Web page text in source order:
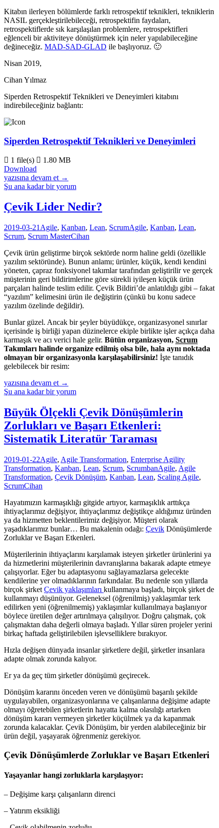
Kitabın ilerleyen bölümlerde farklı retrospektif teknikleri, tekniklerin
NASIL gerçekleştirilebileceği, retrospektifin faydaları,
retrospektiflerde sık karşılaşılan problemlere, retrospektifleri
eğlenceli bir aktiviteye dönüştürmek için neler yapılabileceğine
değineceğiz. MAD-SAD-GLAD ile başlıyoruz. 🙂
Nisan 2019,
Cihan Yılmaz
Siperden Retrospektif Teknikleri ve Deneyimleri kitabını
indirebileceğiniz bağlantı:
Siperden Retrospektif Teknikleri ve Deneyimleri
1 file(s)
1.80 MB
Download
Siperden
Retrospektif
ve
Deneyimleri
yazısına devam et →
Şu ana kadar bir yorum
Çevik Lider Nedir?
2019-03-21 Agile, Kanban, Lean, ScrumAgile, Kanban, Lean,
Scrum, Scrum MasterCihan
Çevik ürün geliştirme birçok sektörde norm haline geldi (özellikle
yazılım sektöründe). Bunun anlamı; ürünler, küçük, kendi kendini
yöneten, çapraz fonksiyonel takımlar tarafından geliştirilir ve gerçek
müşterinin geri bildirimlerine göre sürekli iyileşen küçük ürün
parçaları halinde teslim edilir. Çevik Bildiri’de anlatıldığı gibi – fakat
“yazılım” kelimesini ürün ile değiştirin (çünkü bu konu sadece
yazılım özelinde değildir).
Bunlar güzel. Ancak bir şeyler büyüdükçe, organizasyonel sınırlar
içerisinde iş birliği yapan düzinelerce ekiple birlikte işler açıkça daha
karmaşık ve acı verici hale gelir. Bütün organizasyon, Scrum
Takımları halinde organize edilmiş olsa bile, hala aynı noktada
olmayan bir organizasyonla karşılaşabilirsiniz! İşte tanıdık
gelebilecek bir resim:
Çevik
Lider
yazısına devam et →
Şu ana kadar bir yorum
Büyük Ölçekli Çevik Dönüşümlerin
Zorlukları ve Başarı Etkenleri:
Sistematik Literatür Taraması
2019-01-22Agile, Agile Transformation, Enterprise Agility
Transformation, Kanban, Lean, Scrum, ScrumbanAgile, Agile
Transformation, Çevik Dönüşüm, Kanban, Lean, Scaling Agile,
ScrumCihan
Hayatımızın karmaşıklığı gitgide artıyor, karmaşıklık arttıkça
ihtiyaçlarımız değişiyor, ihtiyaçlarımız değiştikçe aldığımız üründen
ya da hizmetten beklentilerimiz değişiyor. Müşteri olarak
yaşadıklarımız bunlar… Bu makalenin odağı: Çevik Dönüşümlerde
Zorluklar ve Başarı Etkenleri.
Müşterilerinin ihtiyaçlarını karşılamak isteyen şirketler ürünlerini ya
da hizmetlerini müşterilerinin davranışlarına bakarak adapte etmeye
çalışıyorlar. Eğer bu adaptasyonu sağlayamazlarsa gelecekte
kendilerine yer olmadıklarının farkındalar. Bu nedenle son yıllarda
birçok şirket Çevik yaklaşımları kullanmaya başladı, birçok şirket de
kullanmayı düşünüyor. Geleneksel (öğrenilmiş) yaklaşımlar terk
edilirken yeni (öğrenilmemiş) yaklaşımlar kullanılmaya başlanıyor
böylece üretilen değer artırılmaya çalışılıyor. Doğru çalışmak, çok
çalışmaktan daha değerli olmaya başladı. Yıllar süren projeler yerini
birkaç haftada geliştirilebilen işlevselliklere bırakıyor.
Hızla değişen dünyada insanlar şirketlere değil, şirketler insanlara
adapte olmak zorunda kalıyor.
Er ya da geç tüm şirketler dönüşümü geçirecek.
Dönüşüm kararını önceden veren ve dönüşümü başarılı şekilde
uygulayabilen, organizasyonlarına ve çalışanlarına değişime adapte
olmayı öğretebilen şirketlerin hayatta kalma olasılığı artarken
dönüşüm kararı vermeyen şirketler küçülmek ya da kapanmak
zorunda kalacaklar. Çevik Dönüşüm, bir yerden alabileceğiniz bir
ürün değil, yaşayarak öğrenmeniz gerekiyor.
Çevik Dönüşümlerde Zorluklar ve Başarı Etkenleri
Yaşayanlar hangi zorluklarla karşılaşıyor:
– Değişime karşı çalışanların direnci
– Yatırım eksikliği